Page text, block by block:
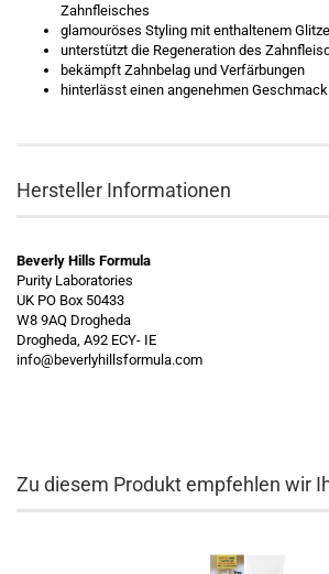
Zahnfleisches
glamouröses Styling mit enthaltenem
unterstützt die Regeneration des
bekämpft Zahnbelag und Verfärbungen
hinterlässt einen angenehmen
Hersteller Informationen
Beverly Hills Formula
Purity Laboratories
UK PO Box 50433
W8 9AQ Drogheda
Drogheda, A92 ECY- IE
info@beverlyhillsformula.com
Zu diesem Produkt empfehlen wir